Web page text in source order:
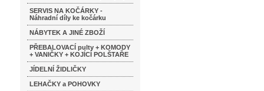
SERVIS NA KOČÁRKY -
Náhradní díly ke kočárku
NÁBYTEK A JINÉ ZBOŽÍ
PŘEBALOVACÍ pulty + KOMODY
+ VANIČKY + KOJÍCÍ POLŠTAŘE
JÍDELNÍ ŽIDLIČKY
LEHAČKY a POHOVKY